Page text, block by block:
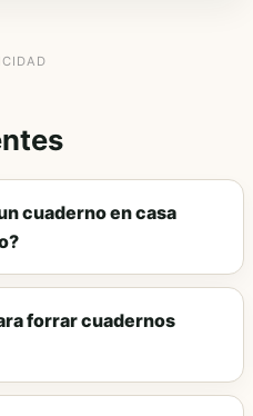
cuaderno en casa
forrar cuadernos